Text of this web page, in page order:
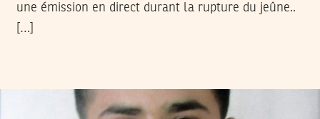
une émission en direct durant la rupture du jeûne..
[…]